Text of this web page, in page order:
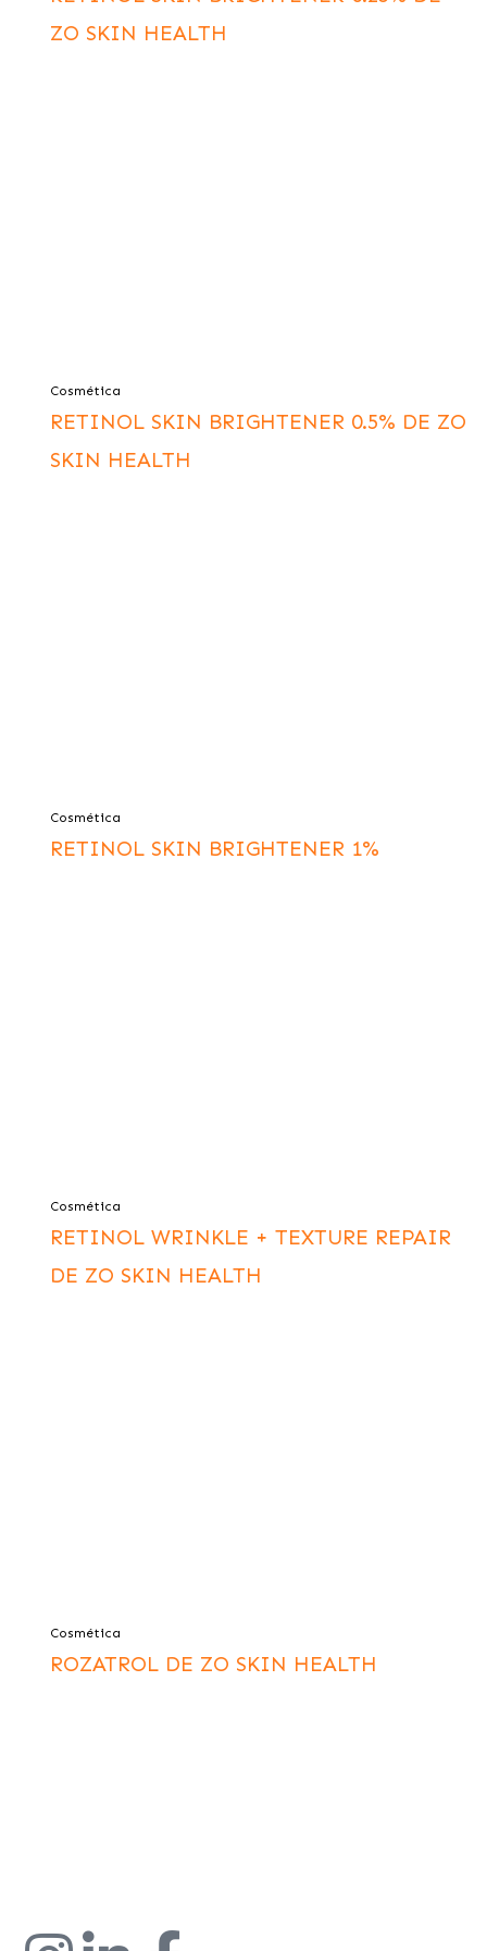
ZO SKIN HEALTH
Cosmética
RETINOL SKIN BRIGHTENER 0.5% DE ZO
SKIN HEALTH
Cosmética
RETINOL SKIN BRIGHTENER 1%
Cosmética
RETINOL WRINKLE + TEXTURE REPAIR
DE ZO SKIN HEALTH
Cosmética
ROZATROL DE ZO SKIN HEALTH